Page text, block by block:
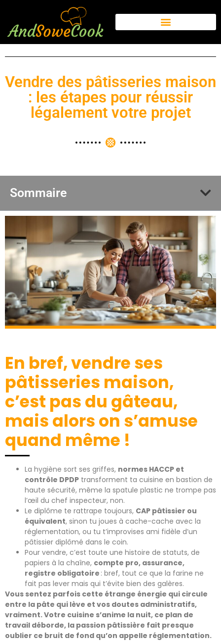
Vendre des pâtisseries maison
: les étapes pour réussir
légalement votre projet
Sommaire
En bref, vendre ses
pâtisseries maison,
c’est pas du gâteau,
mais alors on s’amuse
quand même !
La hygiène sort ses griffes, normes HACCP et
contrôle DPDP transforment ta cuisine en bastion de
haute sécurité, même la spatule plastic ne trompe pas
l’œil du chef inspecteur, non.
Le diplôme te rattrape toujours, CAP pâtissier ou
équivalent, sinon tu joues à cache-cache avec la
réglementation, ou tu t’improvises ami fidèle d’un
pâtissier diplômé dans le coin.
Pour vendre, c’est toute une histoire de statuts, de
papiers à la chaîne, compte pro, assurance,
registre obligatoire : bref, tout ce que la farine ne
fait pas lever mais qui t’évite bien des galères.
Vous sentez parfois cette étrange énergie qui circule
entre la pâte qui lève et vos doutes administratifs,
vraiment. Votre cuisine s’anime la nuit, ce plan de
travail déborde, la passion pâtissière fait presque
oublier ce bruit de fond qu’on appelle réglementation.